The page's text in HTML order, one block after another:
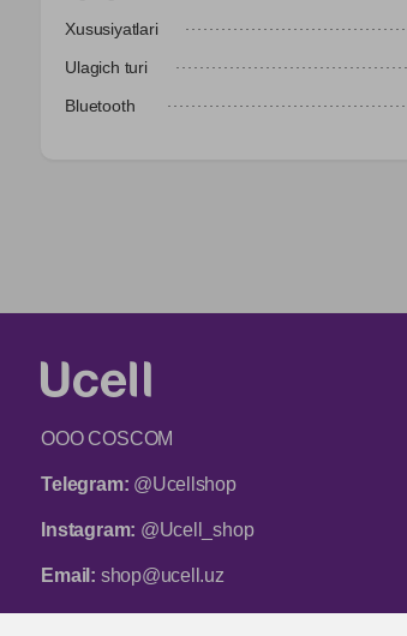
Xususiyatlari
Ulagich turi
Bluetooth
ООО COSCOM
Telegram: @Ucellshop
Instagram: @Ucell_shop
Email: shop@ucell.uz